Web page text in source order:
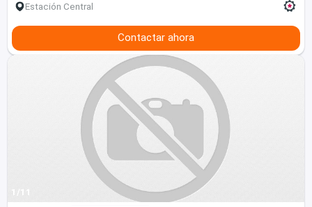
Estación Central
Contactar ahora
1/11